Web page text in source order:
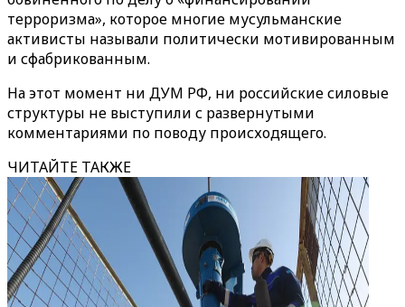
терроризма», которое многие мусульманские
активисты называли политически мотивированным
и сфабрикованным.
На этот момент ни ДУМ РФ, ни российские силовые
структуры не выступили с развернутыми
комментариями по поводу происходящего.
ЧИТАЙТЕ ТАКЖЕ